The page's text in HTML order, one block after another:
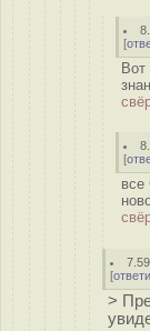
[
Вот
[
все
7.59
[
>